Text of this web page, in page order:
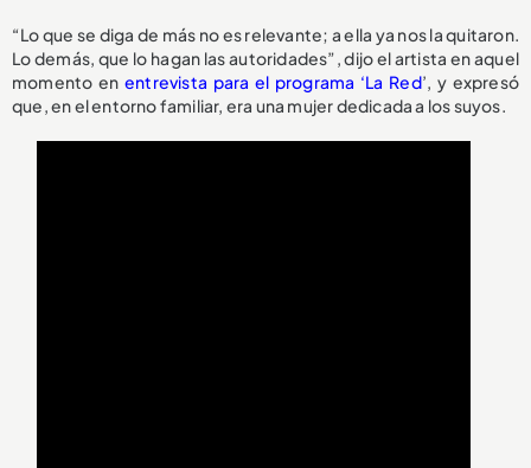
“Lo que se diga de más no es relevante; a ella ya nos la quitaron.
Lo demás, que lo hagan las autoridades”, dijo el artista en aquel
momento en entrevista para el programa ‘La Red’, y expresó
que, en el entorno familiar, era una mujer dedicada a los suyos.